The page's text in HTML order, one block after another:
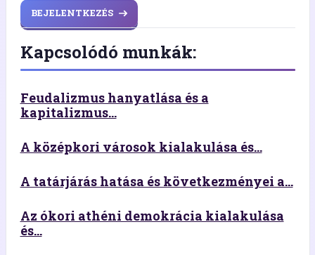
BEJELENTKEZÉS
Kapcsolódó munkák:
Feudalizmus hanyatlása és a
kapitalizmus...
A középkori városok kialakulása és...
A tatárjárás hatása és következményei a...
Az ókori athéni demokrácia kialakulása
és...